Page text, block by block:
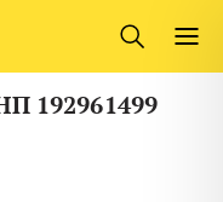
192961499